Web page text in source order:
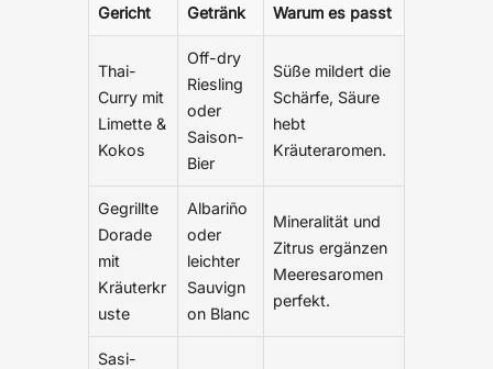
Gericht Getränk Warum es passt
Thai-
Curry mit
Limette &
Kokos
Off-dry
Riesling
oder
Saison-
Bier
Süße mildert die
Schärfe, Säure
hebt
Kräuteraromen.
Gegrillte
Dorade
mit
Kräuterkr
uste
Albariño
oder
leichter
Sauvign
on Blanc
Mineralität und
Zitrus ergänzen
Meeresaromen
perfekt.
Sasi-